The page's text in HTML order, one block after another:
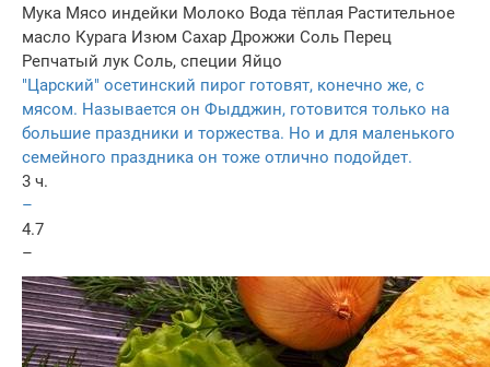
Мука Мясо индейки Молоко Вода тёплая Растительное
масло Курага Изюм Сахар Дрожжи Соль Перец
Репчатый лук Соль, специи Яйцо
"Царский" осетинский пирог готовят, конечно же, с
мясом. Называется он Фыдджин, готовится только на
большие праздники и торжества. Но и для маленького
семейного праздника он тоже отлично подойдет.
3 ч.
–
4.7
–